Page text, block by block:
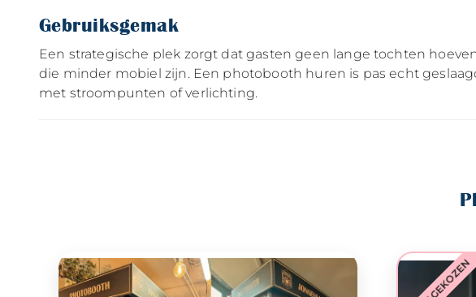
Gebruiksgemak
Een strategische plek zorgt dat gasten geen lange tochten
die minder mobiel zijn. Een photobooth huren is pas echt
met stroompunten of verlichting.